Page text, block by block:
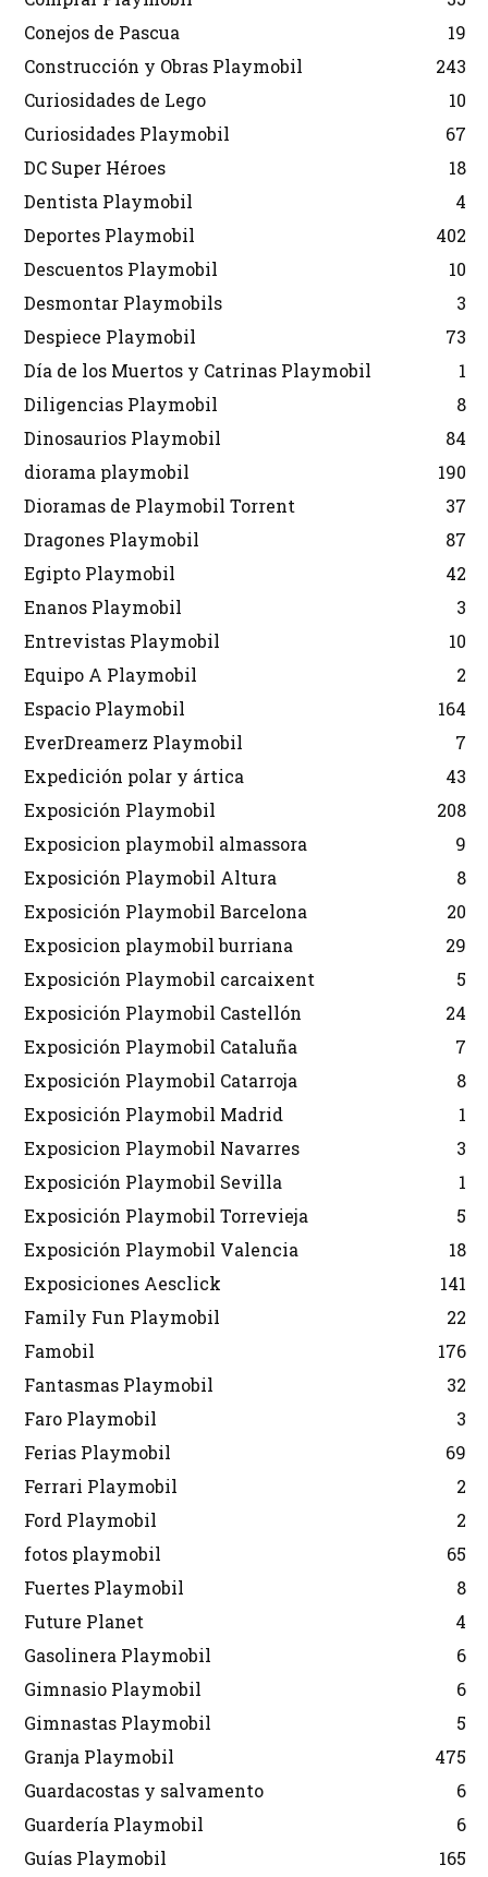
Conejos de Pascua
19
Construcción y Obras Playmobil
243
Curiosidades de Lego
10
Curiosidades Playmobil
67
DC Super Héroes
18
Dentista Playmobil
4
Deportes Playmobil
402
Descuentos Playmobil
10
Desmontar Playmobils
3
Despiece Playmobil
73
Día de los Muertos y Catrinas Playmobil
1
Diligencias Playmobil
8
Dinosaurios Playmobil
84
diorama playmobil
190
Dioramas de Playmobil Torrent
37
Dragones Playmobil
87
Egipto Playmobil
42
Enanos Playmobil
3
Entrevistas Playmobil
10
Equipo A Playmobil
2
Espacio Playmobil
164
EverDreamerz Playmobil
7
Expedición polar y ártica
43
Exposición Playmobil
208
Exposicion playmobil almassora
9
Exposición Playmobil Altura
8
Exposición Playmobil Barcelona
20
Exposicion playmobil burriana
29
Exposición Playmobil carcaixent
5
Exposición Playmobil Castellón
24
Exposición Playmobil Cataluña
7
Exposición Playmobil Catarroja
8
Exposición Playmobil Madrid
1
Exposicion Playmobil Navarres
3
Exposición Playmobil Sevilla
1
Exposición Playmobil Torrevieja
5
Exposición Playmobil Valencia
18
Exposiciones Aesclick
141
Family Fun Playmobil
22
Famobil
176
Fantasmas Playmobil
32
Faro Playmobil
3
Ferias Playmobil
69
Ferrari Playmobil
2
Ford Playmobil
2
fotos playmobil
65
Fuertes Playmobil
8
Future Planet
4
Gasolinera Playmobil
6
Gimnasio Playmobil
6
Gimnastas Playmobil
5
Granja Playmobil
475
Guardacostas y salvamento
6
Guardería Playmobil
6
Guías Playmobil
165